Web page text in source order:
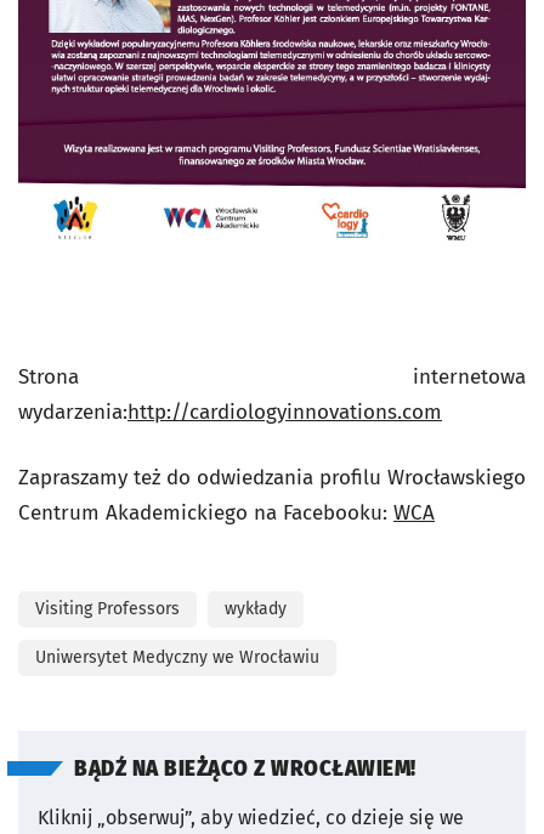
Strona internetowa
wydarzenia:http://cardiologyinnovations.com
Zapraszamy też do odwiedzania profilu Wrocławskiego
Centrum Akademickiego na Facebooku: WCA
Visiting Professors wykłady
Uniwersytet Medyczny we Wrocławiu
BĄDŹ NA BIEŻĄCO Z WROCŁAWIEM!
Kliknij „obserwuj”, aby wiedzieć, co dzieje się we